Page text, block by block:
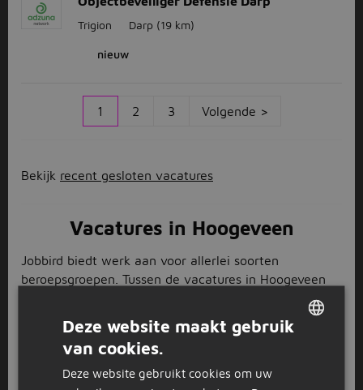
Trigion Darp (19 km)
nieuw
1 2 3 Volgende >
Bekijk recent gesloten vacatures
Vacatures in Hoogeveen
Jobbird biedt werk aan voor allerlei soorten
beroepsgroepen. Tussen de vacatures in Hoogeveen
vind je al deze beroepsgroepen met diverse banen.
Scrol op je gemak de lijst door, of filter links op de
pagina wat voor jou van toepassing is. Werk je
bijvoorbeeld liever fulltime of parttime in Hoogeveen?
Ben jij meer iemand van bijvoorbeeld de detailhandel,
Deze website maakt gebruik
van cookies.
Deze website gebruikt cookies om uw